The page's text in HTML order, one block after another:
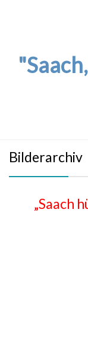
Bilderarchiv
„Saach